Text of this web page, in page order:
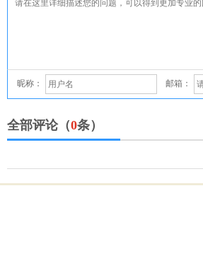
昵称： 邮箱：
全部评论（0条）